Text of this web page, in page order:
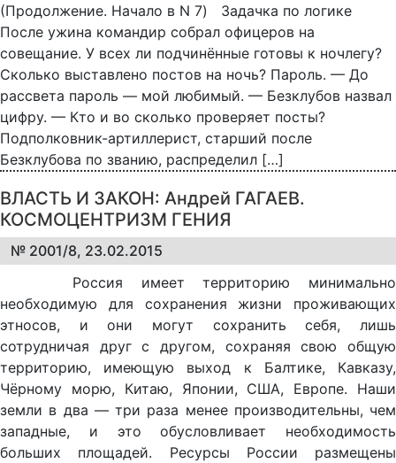
(Продолжение. Начало в N 7) Задачка по логике
После ужина командир собрал офицеров на
совещание. У всех ли подчинённые готовы к ночлегу?
Сколько выставлено постов на ночь? Пароль. — До
рассвета пароль — мой любимый. — Безклубов назвал
цифру. — Кто и во сколько проверяет посты?
Подполковник-артиллерист, старший после
Безклубова по званию, распределил […]
ВЛАСТЬ И ЗАКОН: Андрей ГАГАЕВ.
КОСМОЦЕНТРИЗМ ГЕНИЯ
№ 2001/8, 23.02.2015
Россия имеет территорию минимально
необходимую для сохранения жизни проживающих
этносов, и они могут сохранить себя, лишь
сотрудничая друг с другом, сохраняя свою общую
территорию, имеющую выход к Балтике, Кавказу,
Чёрному морю, Китаю, Японии, США, Европе. Наши
земли в два — три раза менее производительны, чем
западные, и это обусловливает необходимость
больших площадей. Ресурсы России размещены